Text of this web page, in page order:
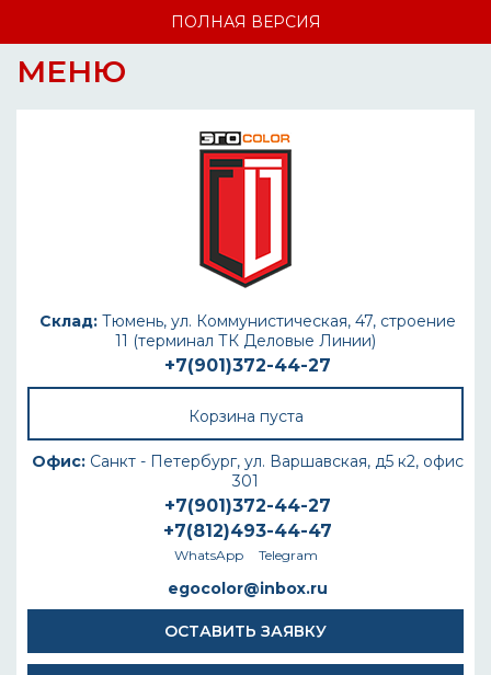
ПОЛНАЯ ВЕРСИЯ
МЕНЮ
Склад: Тюмень, ул. Коммунистическая, 47, строение
11 (терминал ТК Деловые Линии)
+7(901)372-44-27
Корзина пуста
Офис: Санкт - Петербург, ул. Варшавская, д5 к2, офис
301
+7(901)372-44-27
+7(812)493-44-47
WhatsApp Telegram
egocolor@inbox.ru
ОСТАВИТЬ ЗАЯВКУ